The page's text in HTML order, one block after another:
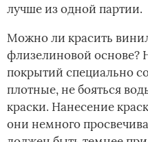
лучше из одной партии.
Можно ли красить
флизелиновой основе?
покрытий специально
плотные, не бояться
краски. Нанесение
они немного